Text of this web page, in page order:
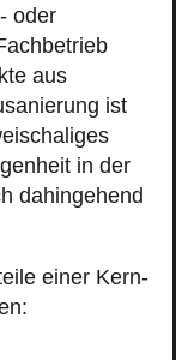
oder
aus
ist
in der
dahingehend
einer Kern-